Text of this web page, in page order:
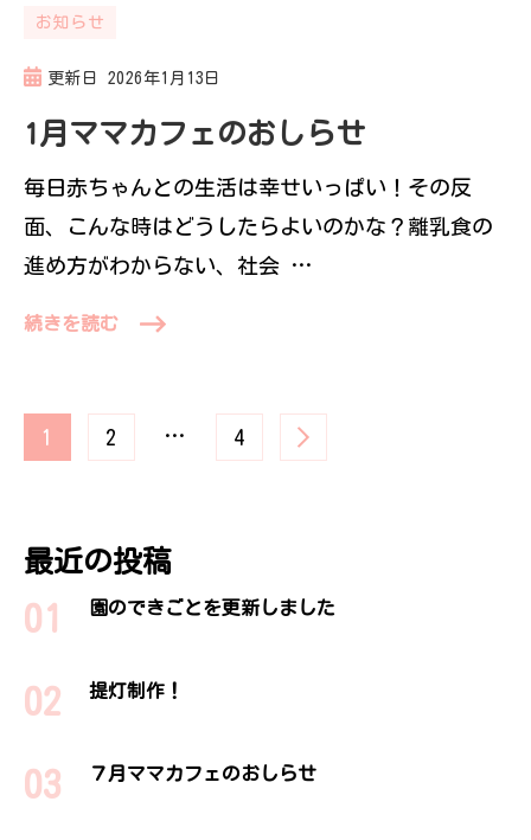
更新日 2026年1月13日
お知らせ
1月ママカフェのおしらせ
毎日赤ちゃんとの生活は幸せいっぱい！その反
面、こんな時はどうしたらよいのかな？離乳食の
進め方がわからない、社会 …
続きを読む
投
の
ジ
固
ー
ジ
1 固
ー
ジ
2 … 固
ジ
4
最近の投稿
園のできごとを更新しました
提灯制作！
７月ママカフェのおしらせ